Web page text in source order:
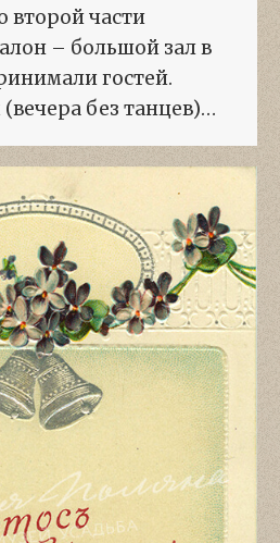
второй части
– большой зал в
гостей.
без танцев)…